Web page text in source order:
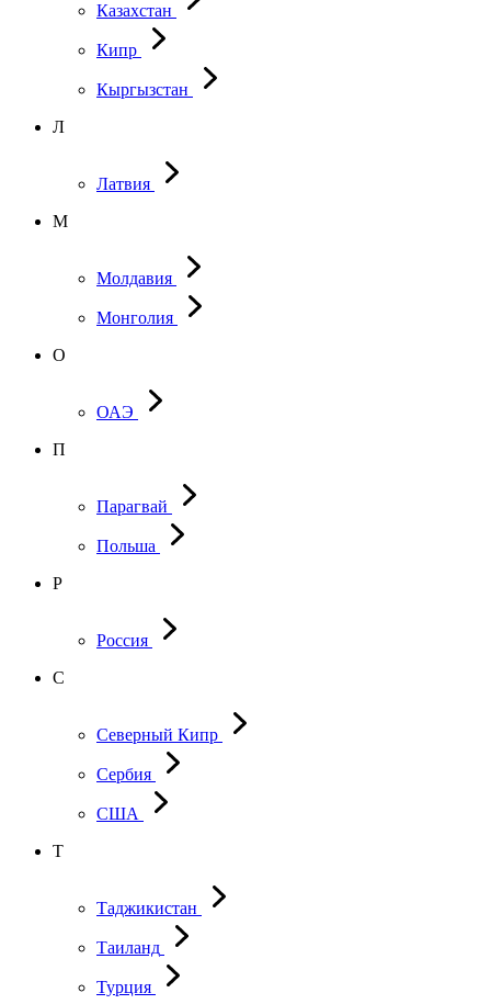
Казахстан
Кипр
Кыргызстан
Л
Латвия
М
Молдавия
Монголия
О
ОАЭ
П
Парагвай
Польша
Р
Россия
С
Северный Кипр
Сербия
США
Т
Таджикистан
Таиланд
Турция